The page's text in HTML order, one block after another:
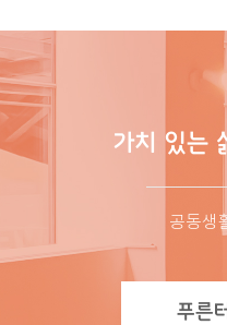
가치 있는
공동생
푸른